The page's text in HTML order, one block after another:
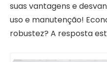
suas vantagens e
uso e manutenção!
robustez? A resposta